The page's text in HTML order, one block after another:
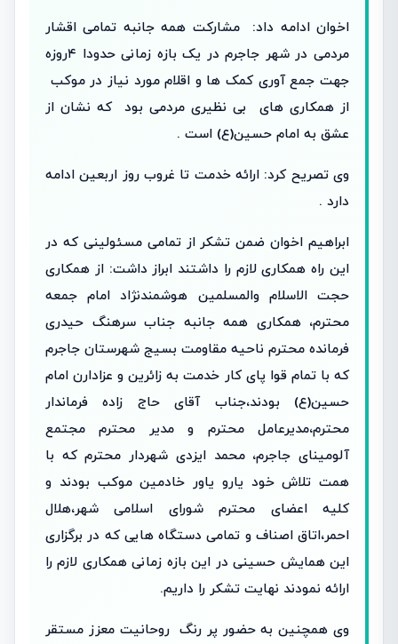
اخوان ادامه داد: مشارکت همه جانبه تمامی اقشار
مردمی در شهر جاجرم در یک بازه زمانی حدودا ۴روزه
جهت جمع آوری کمک ها و اقلام مورد نیاز در موکب
از همکاری های بی نظیری مردمی بود که نشان از
عشق به امام حسین(ع) است .
وی تصریح کرد: ارائه خدمت تا غروب روز اربعین ادامه
دارد .
ابراهیم اخوان ضمن تشکر از تمامی مسئولینی که در
این راه همکاری لازم را داشتند ابراز داشت: از همکاری
حجت الاسلام والمسلمین هوشمندنژاد امام جمعه
محترم، همکاری همه جانبه جناب سرهنگ حیدری
فرمانده محترم ناحیه مقاومت بسیج شهرستان جاجرم
که با تمام قوا پای کار خدمت به زائرین و عزادارن امام
حسین(ع) بودند،جناب آقای حاج زاده فرماندار
محترم،مدیرعامل محترم و مدیر محترم مجتمع
آلومینای جاجرم، محمد ایزدی شهردار محترم که با
همت تلاش خود یارو یاور خادمین موکب بودند و
کلیه اعضای محترم شورای اسلامی شهر،هلال
احمر،اتاق اصناف و تمامی دستگاه هایی که در برگزاری
این همایش حسینی در این بازه زمانی همکاری لازم را
ارائه نمودند نهایت تشکر را داریم.
وی همچنین به حضور پر رنگ روحانیت معزز مستقر